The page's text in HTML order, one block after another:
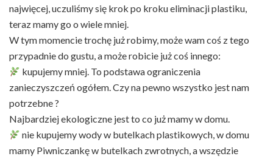
najwięcej, uczuliśmy się krok po kroku eliminacji plastiku,
teraz mamy go o wiele mniej.
W tym momencie trochę już robimy, może wam coś z tego
przypadnie do gustu, a może robicie już coś innego:
kupujemy mniej. To podstawa ograniczenia
zanieczyszczeń ogółem. Czy na pewno wszystko jest nam
potrzebne ?
Najbardziej ekologiczne jest to co już mamy w domu.
nie kupujemy wody w butelkach plastikowych, w domu
mamy Piwniczankę w butelkach zwrotnych, a wszędzie